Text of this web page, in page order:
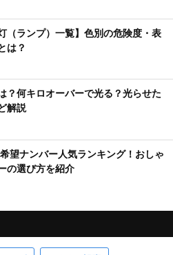
（ランプ）一覧】色別の危険度・表
は？
？何キロオーバーで光る？光らせた
解説
希望ナンバー人気ランキング！おしゃ
の選び方を紹介